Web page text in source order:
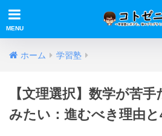
ホーム 学習塾
【文理選択】数学が苦
みたい：進むべき理由